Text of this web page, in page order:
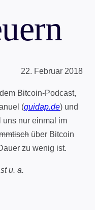
22. Februar 2018
Bitcoin-Podcast,
(guidap.de) und
uns nur einmal im
über Bitcoin
zu wenig ist.
u. a.